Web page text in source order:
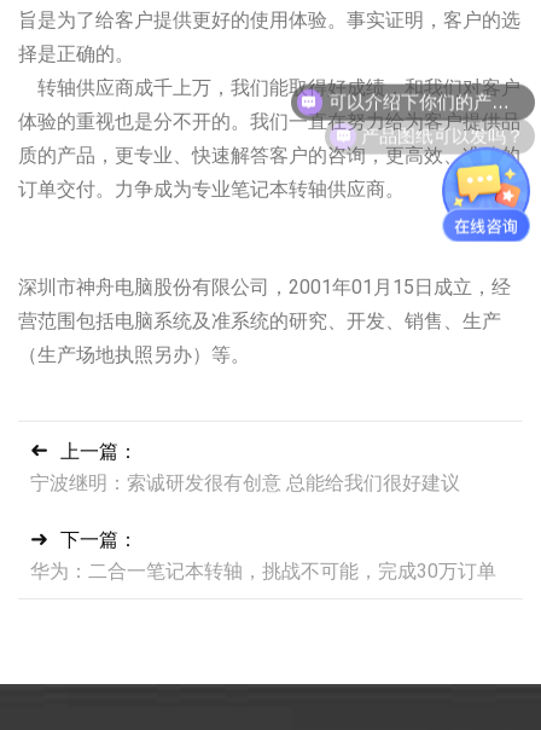
旨是为了给客户提供更好的使用体验。事实证明，客户的选
择是正确的。
转轴供应商成千上万，我们能取得好成绩，和我们对客户
体验的重视也是分不开的。我们一直在努力给为客户提供品
质的产品，更专业、快速解答客户的咨询，更高效、准确的
订单交付。力争成为专业笔记本转轴供应商。
深圳市神舟电脑股份有限公司，2001年01月15日成立，经
营范围包括电脑系统及准系统的研究、开发、销售、生产
（生产场地执照另办）等。
上一篇：
宁波继明：索诚研发很有创意 总能给我们很好建议
下一篇：
华为：二合一笔记本转轴，挑战不可能，完成30万订单
可以介绍下你们的产品么？
产品图纸可以发吗？